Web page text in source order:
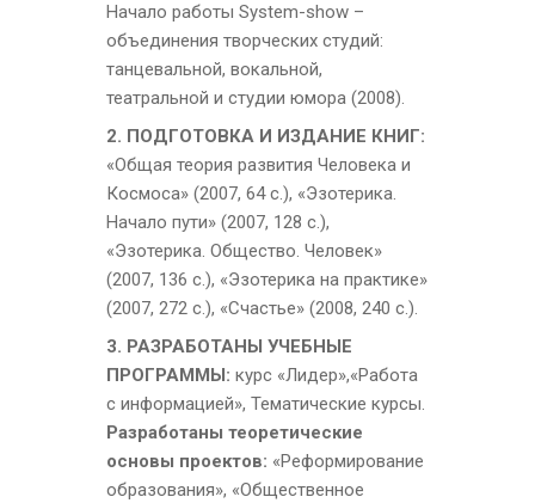
Начало работы System-show –
объединения творческих студий:
танцевальной, вокальной,
театральной и студии юмора (2008).
2. ПОДГОТОВКА И ИЗДАНИЕ КНИГ:
«Общая теория развития Человека и
Космоса» (2007, 64 с.), «Эзотерика.
Начало пути» (2007, 128 с.),
«Эзотерика. Общество. Человек»
(2007, 136 с.), «Эзотерика на практике»
(2007, 272 с.), «Счастье» (2008, 240 с.).
3. РАЗРАБОТАНЫ УЧЕБНЫЕ
ПРОГРАММЫ: курс «Лидер»,«Работа
с информацией», Тематические курсы.
Разработаны теоретические
основы проектов: «Реформирование
образования», «Общественное